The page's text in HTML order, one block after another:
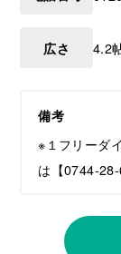
広さ 4.2
備考
※１フリーダ
は【0744-